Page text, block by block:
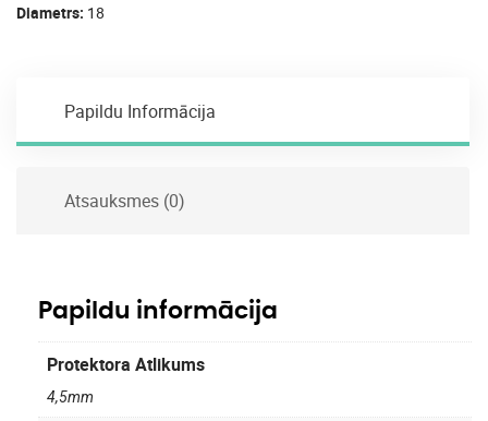
Diametrs 18
Papildu Informācija
Atsauksmes (0)
Papildu informācija
Protektora Atlikums
4,5mm